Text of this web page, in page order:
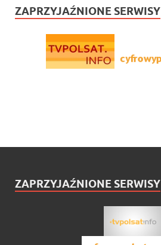
ZAPRZYJAŹNIONE SERWISY
ZAPRZYJAŹNIONE SERWISY